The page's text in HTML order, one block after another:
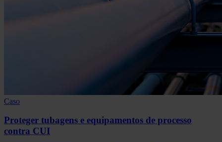
Caso
Proteger tubagens e equipamentos de processo
contra CUI